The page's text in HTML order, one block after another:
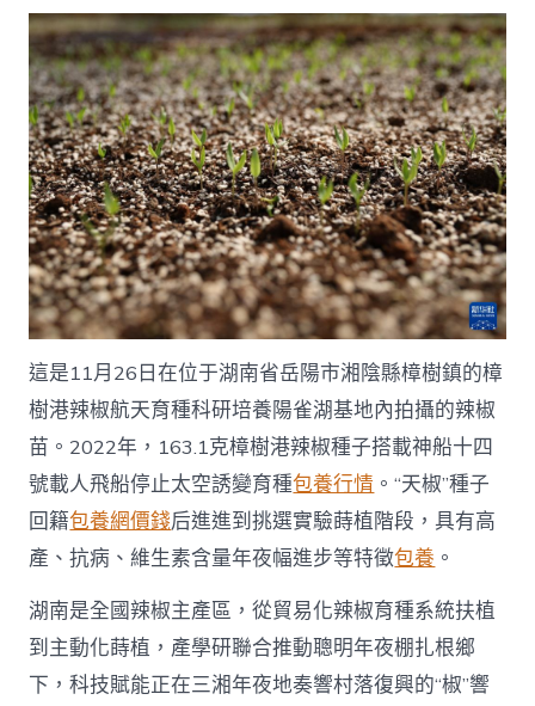
西
的
品
質
成
長
調
研
行
丨
科
技
賦
能
查
包
養
經
歷
奏
響
湖
南
村
落
復
興
“椒”
響
這是11月26日在位于湖南省岳陽市湘陰縣樟樹鎮的樟
樹港辣椒航天育種科研培養陽雀湖基地內拍攝的辣椒
苗。2022年，163.1克樟樹港辣椒種子搭載神船十四
號載人飛船停止太空誘變育種包養行情 。“天椒”種子
回籍包養網價錢后進進到挑選實驗蒔植階段，具有高
產、抗病、維生素含量年夜幅進步等特徵包養 。
湖南是全國辣椒主產區，從貿易化辣椒育種系統扶植
到主動化蒔植，產學研聯合推動聰明年夜棚扎根鄉
下，科技賦能正在三湘年夜地奏響村落復興的“椒”響